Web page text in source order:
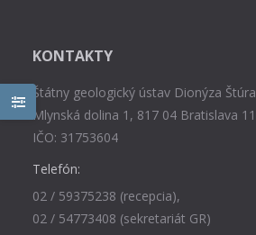
KONTAKTY
Štátny geologický ústav Dionýza Štúra
Mlynská dolina 1, 817 04 Bratislava 11
IČO: 31753604
Telefón:
02 / 59375238 (recepcia),
02 / 54773408 (sekretariát GR)